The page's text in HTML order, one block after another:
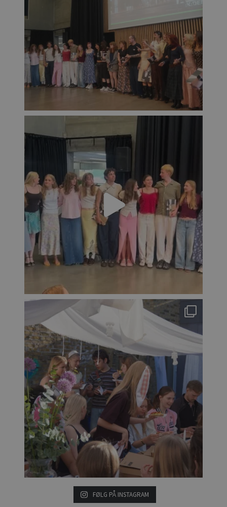
FØLG PÅ INSTAGRAM